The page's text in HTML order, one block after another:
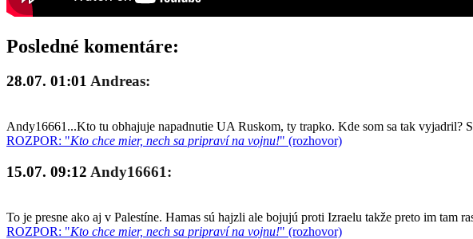
Posledné komentáre:
28.07. 01:01 Andreas:
Andy16661...Kto tu obhajuje napadnutie UA Ruskom, ty trapko. Kde som sa tak vyjadril?
ROZPOR: "Kto chce mier, nech sa pripraví na vojnu!" (rozhovor)
15.07. 09:12 Andy16661:
To je presne ako aj v Palestíne. Hamas sú hajzli ale bojujú proti Izraelu takže preto im
ROZPOR: "Kto chce mier, nech sa pripraví na vojnu!" (rozhovor)